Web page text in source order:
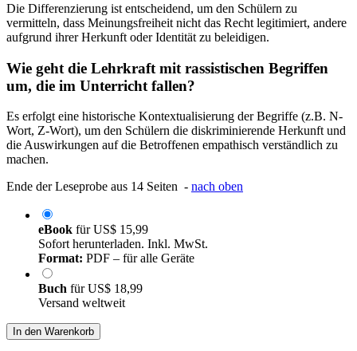
Die Differenzierung ist entscheidend, um den Schülern zu
vermitteln, dass Meinungsfreiheit nicht das Recht legitimiert, andere
aufgrund ihrer Herkunft oder Identität zu beleidigen.
Wie geht die Lehrkraft mit rassistischen Begriffen
um, die im Unterricht fallen?
Es erfolgt eine historische Kontextualisierung der Begriffe (z.B. N-
Wort, Z-Wort), um den Schülern die diskriminierende Herkunft und
die Auswirkungen auf die Betroffenen empathisch verständlich zu
machen.
Ende der Leseprobe aus 14 Seiten - nach oben
eBook fürUS$ 15,99
Sofort herunterladen. Inkl. MwSt.
Format: PDF – für alle Geräte
Buch fürUS$ 18,99
Versand weltweit
In den Warenkorb